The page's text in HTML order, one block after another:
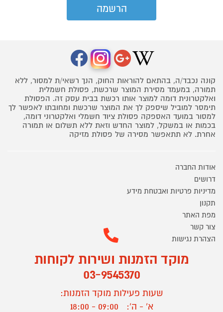
קונה נכבד/ה, בהתאם להוראות החוק, הנך רשאי/ת למסור, ללא
תמורה, במעמד מסירת המוצר שרכשת, פסולת חשמלית
ואלקטרונית דומה למוצר אותו רכשת בבית עסק זה. הפסולת
תימסר למוביל שיספק לך את המוצר שרכשת ומחובתו לאפשר לך
למסור במועד האספקה פסולת ציוד חשמלי ואלקטרוני דומה,
בכמות או במשקל, למוצר החדש וזאת ללא תשלום או תמורה
אחרת. לא תתאפשר מסירה של פסולת מזיקה
אודות החברה
דרושים
מדיניות פרטיות ואבטחת מידע
תקנון
מפת האתר
צור קשר
הצהרת נגישות
מוקד הזמנות ושירות לקוחות
03-9545370
שעות פעילות מוקד הזמנות:
א' - ה':
09:00 - 18:00